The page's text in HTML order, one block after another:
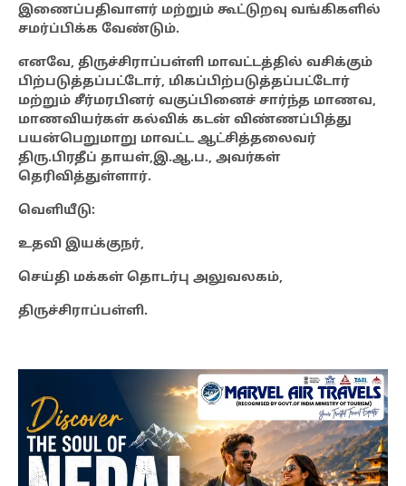
இணைப்பதிவாளர் மற்றும் கூட்டுறவு வங்கிகளில்
சமர்ப்பிக்க வேண்டும்.
எனவே, திருச்சிராப்பள்ளி மாவட்டத்தில் வசிக்கும்
பிற்படுத்தப்பட்டோர், மிகப்பிற்படுத்தப்பட்டோர்
மற்றும் சீர்மரபினர் வகுப்பினைச் சார்ந்த மாணவ,
மாணவியர்கள் கல்விக் கடன் விண்ணப்பித்து
பயன்பெறுமாறு மாவட்ட ஆட்சித்தலைவர்
திரு.பிரதீப் தாயள்,இ.ஆ.ப., அவர்கள்
தெரிவித்துள்ளார்.
வெளியீடு:
உதவி இயக்குநர்,
செய்தி மக்கள் தொடர்பு அலுவலகம்,
திருச்சிராப்பள்ளி.